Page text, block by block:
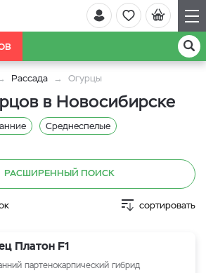
Рассада Огурцы
в Новосибирске
Среднеспелые
РАСШИРЕННЫЙ ПОИСК
сортировать
Платон F1
партенокарпический гибрид